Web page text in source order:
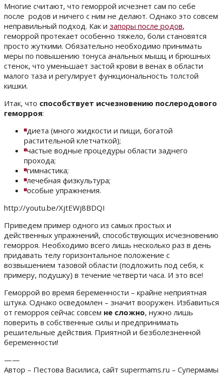
Многие считают, что геморрой исчезнет сам по себе
после родов и ничего с ним не делают. Однако это совсем
неправильный подход. Как и запоры после родов,
геморрой протекает особенно тяжело, боли становятся
просто жуткими. Обязательно необходимо принимать
меры по повышению тонуса анальных мышц и брюшных
стенок, что уменьшает застой крови в венах в области
малого таза и регулирует функциональность толстой
кишки.
Итак, что способствует исчезновению послеродового
геморроя:
диета (много жидкости и пищи, богатой
растительной клетчаткой);
частые водные процедуры области заднего
прохода;
гимнастика;
лечебная физкультура;
особые упражнения.
http://youtu.be/XjtEWj8BDQI
Приведем пример одного из самых простых и
действенных упражнений, способствующих исчезновению
геморроя. Необходимо всего лишь несколько раз в день
придавать телу горизонтальное положение с
возвышением тазовой области (подложить под себя, к
примеру, подушку) в течение четверти часа. И это все!
Геморрой во время беременности – крайне неприятная
штука. Однако осведомлен – значит вооружен. Избавиться
от геморроя сейчас совсем не сложно, нужно лишь
поверить в собственные силы и предпринимать
решительные действия. Приятной и безболезненной
беременности!
——
Автор – Пестова Василиса, сайт supermams.ru – Супермамы